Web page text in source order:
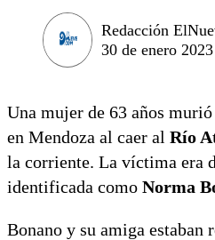
Redacción
30 de enero 2023
Una mujer de 63 años
en Mendoza al caer al Río
la corriente. La víctima era
identificada como Norma
Bonano y su amiga estaban